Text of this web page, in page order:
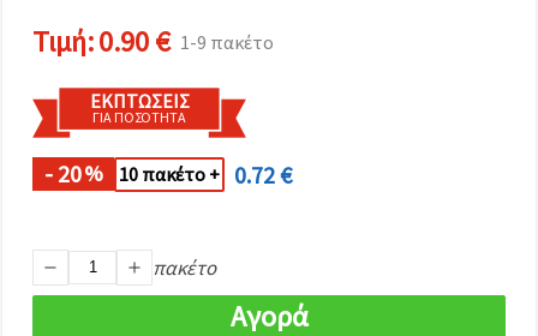
χρησιμοποιήσετε
όλα τα
cookies
κάνοντας
κλικ στον
προτιμήσεις
σας στις
Τιμή:0.90 € 1-9 πακέτο
ΕΚΠΤΏΣΕΙΣ
ΓΙΑ ΠΟΣΌΤΗΤΑ
- 20% 10 πακέτο + 0.72 €
πακέτο
Αγορά